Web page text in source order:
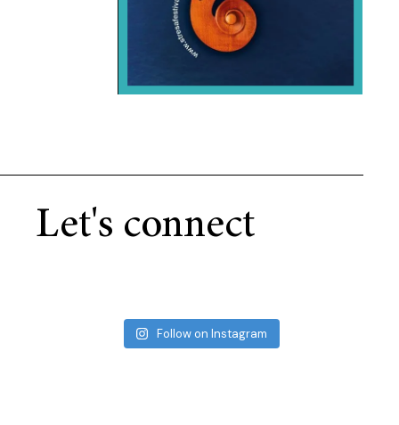
Let's connect
Follow on Instagram